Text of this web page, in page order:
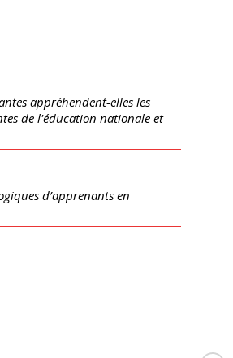
appréhendent-elles les
de l'éducation nationale et
d’apprenants en